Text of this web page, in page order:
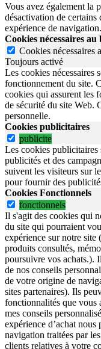
Vous avez également la
désactivation de
expérience de navigation.
Cookies nécessaires
Cookies nécessaires
Toujours activé
Les cookies nécessaires
fonctionnement du site.
cookies qui assurent les
de sécurité du site Web.
personnelle.
Cookies publicitaires
publicite
Les cookies
publicités et des
suivent les visiteurs sur
pour fournir des
Cookies Fonctionnels
fonctionnels
Il s'agit des cookies qui
du site qui pourraient
expérience sur notre site
produits consultés,
poursuivre vos achats.).
de nos conseils
de votre origine de
sites partenaires). Ils
fonctionnalités que vous
mes conseils
expérience d’achat nous
navigation traitées par
clients relatives à votre